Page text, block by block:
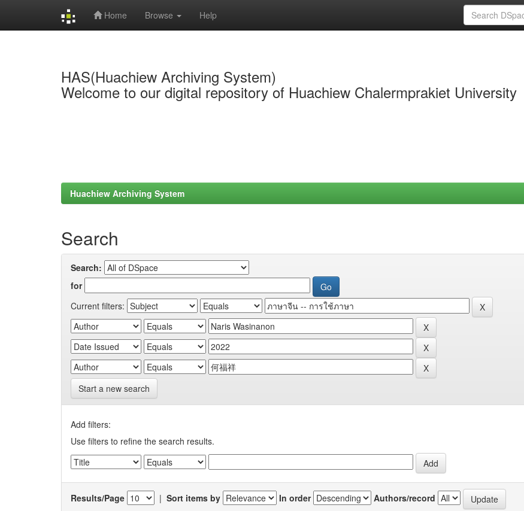
Home Browse Help
HAS(Huachiew Archiving System)
Welcome to our digital repository of Huachiew Chalermprakiet University
Huachiew Archiving System
Search
Search:
for
Current filters:
Start a new search
Add filters:
Use filters to refine the search results.
Results/Page | Sort items by In order Authors/record